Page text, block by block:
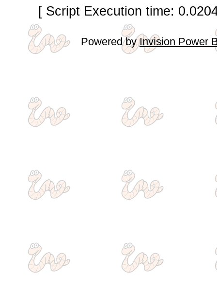
[ Script Execution time:
Powered byInvision Power